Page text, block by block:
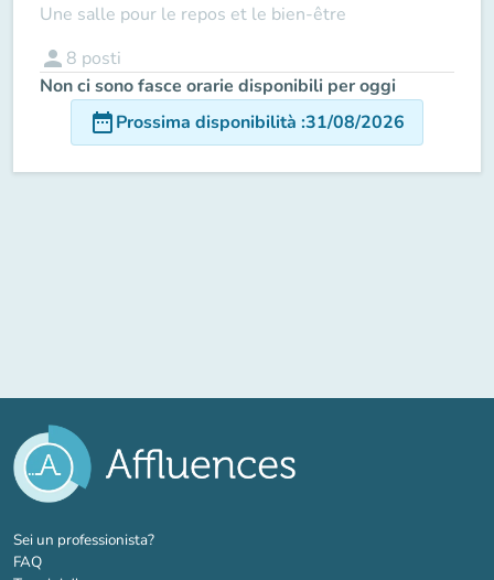
Une salle pour le repos et le bien-être
person 8 posti
Non ci sono fasce orarie disponibili per oggi
date_rangeProssima disponibilità :31/08/2026
Sei un professionista?(nuova scheda)
FAQ